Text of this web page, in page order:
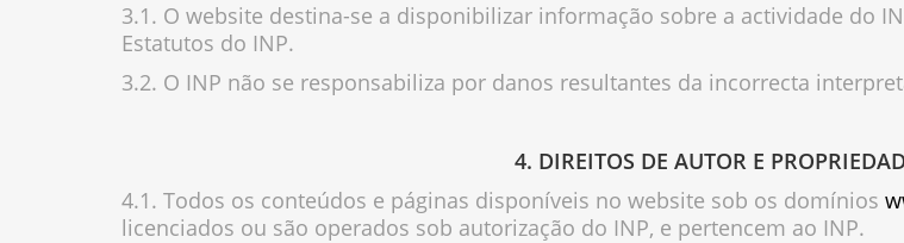
3.1. O website destina-se a disponibilizar informação sobre a actividade do
Estatutos do INP.
3.2. O INP não se responsabiliza por danos resultantes da incorrecta
4. DIREITOS DE AUTOR E
4.1. Todos os conteúdos e páginas disponíveis no website sob os domínios
licenciados ou são operados sob autorização do INP, e pertencem ao INP.